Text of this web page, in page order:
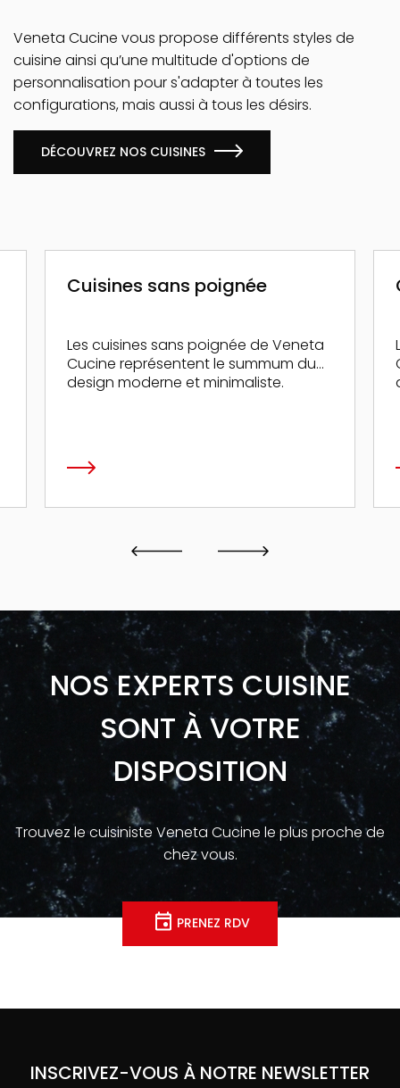
Veneta Cucine vous propose différents styles de
cuisine ainsi qu’une multitude d'options de
personnalisation pour s'adapter à toutes les
configurations, mais aussi à tous les désirs.
DÉCOUVREZ NOS CUISINES
poignée
poignée de Veneta
le summum du
et minimaliste.
Cuisines modernes
Les cuisines modernes
Cucine mettent en
associée à la
NOS EXPERTS CUISINE
SONT À VOTRE
DISPOSITION
Trouvez le cuisiniste Veneta Cucine le plus proche de
chez vous.
PRENEZ RDV
INSCRIVEZ-VOUS À NOTRE NEWSLETTER